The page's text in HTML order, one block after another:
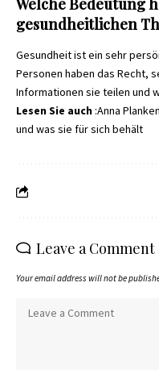
Welche Bedeutung
gesundheitlichen
Gesundheit ist ein sehr
Personen haben das Recht,
Informationen sie teilen und
Lesen Sie auch :Anna
und was sie für sich behält
Leave a Comment
Your email address will not be